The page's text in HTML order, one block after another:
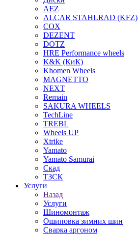
AEZ
ALCAR STAHLRAD (KFZ)
COX
DEZENT
DOTZ
HRE Performance wheels
K&K (КиК)
Khomen Wheels
MAGNETTO
NEXT
Remain
SAKURA WHEELS
TechLine
TREBL
Wheels UP
Xtrike
Yamato
Yamato Samurai
Скад
ТЗСК
Услуги
Назад
Услуги
Шиномонтаж
Ошиповка зимних шин
Сварка аргоном